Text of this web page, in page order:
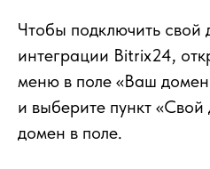
Чтобы подключить свой
интеграции Bitrix24,
меню в поле «Ваш
и выберите пункт
домен в поле.